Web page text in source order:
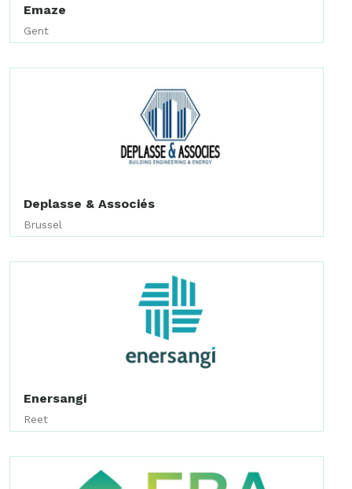
Emaze
Gent
Deplasse & Associés
Brussel
Enersangi
Reet